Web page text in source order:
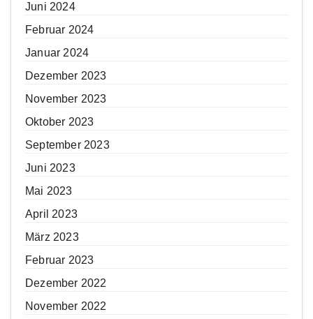
Juni 2024
Februar 2024
Januar 2024
Dezember 2023
November 2023
Oktober 2023
September 2023
Juni 2023
Mai 2023
April 2023
März 2023
Februar 2023
Dezember 2022
November 2022